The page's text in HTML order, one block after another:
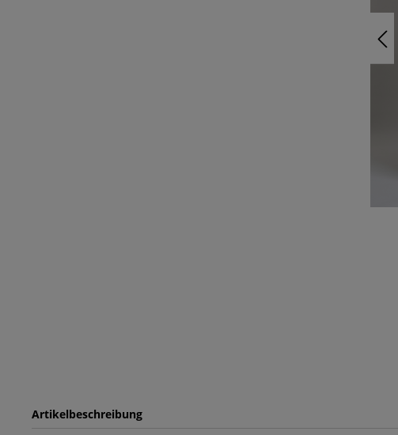
Artikelbeschreibung